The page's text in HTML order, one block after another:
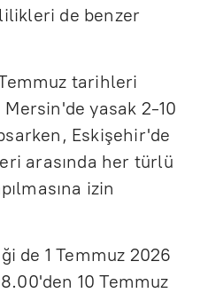
de benzer
tarihleri
yasak 2-10
Eskişehir'de
arasında her türlü
izin
de 1 Temmuz 2026
10 Temmuz